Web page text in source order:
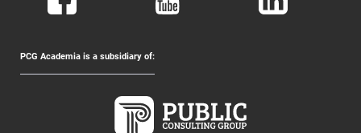
PCG Academia is a subsidiary of: